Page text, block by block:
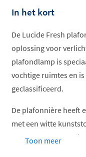
In het kort
De Lucide Fresh
oplossing voor
plafondlamp is
vochtige ruimtes en
geclassificeerd.
De plafonnière heeft
met een witte
kap. De kap
Toon meer